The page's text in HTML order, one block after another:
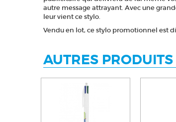
autre message attrayant. Avec une
leur vient ce stylo.
Vendu en lot, ce stylo promotionnel est
AUTRES